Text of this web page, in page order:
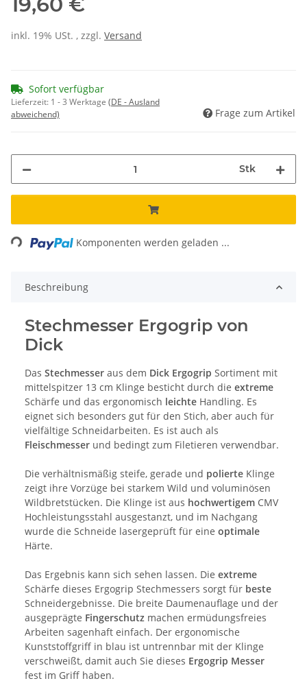
inkl. 19% USt. , zzgl. Versand
Sofort verfügbar
Lieferzeit: 1 - 3 Werktage (DE - Ausland
abweichend)
Frage zum Artikel
Stk
Komponenten werden geladen ...
Beschreibung
Stechmesser Ergogrip von
Dick
Das Stechmesser aus dem Dick Ergogrip Sortiment mit
mittelspitzer 13 cm Klinge besticht durch die extreme
Schärfe und das ergonomisch leichte Handling. Es
eignet sich besonders gut für den Stich, aber auch für
vielfältige Schneidarbeiten. Es ist auch als
Fleischmesser und bedingt zum Filetieren verwendbar.
Die verhältnismäßig steife, gerade und polierte Klinge
zeigt ihre Vorzüge bei starkem Wild und voluminösen
Wildbretstücken. Die Klinge ist aus hochwertigem CMV
Hochleistungsstahl ausgestanzt, und im Nachgang
wurde die Schneide lasergeprüft für eine optimale
Härte.
Das Ergebnis kann sich sehen lassen. Die extreme
Schärfe dieses Ergogrip Stechmessers sorgt für beste
Schneidergebnisse. Die breite Daumenauflage und der
ausgeprägte Fingerschutz machen ermüdungsfreies
Arbeiten sagenhaft einfach. Der ergonomische
Kunststoffgriff in blau ist untrennbar mit der Klinge
verschweißt, damit auch Sie dieses Ergogrip Messer
fest im Griff haben.